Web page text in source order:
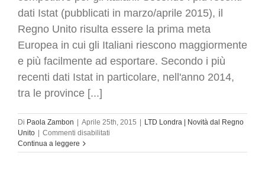
dati Istat (pubblicati in marzo/aprile 2015), il
Regno Unito risulta essere la prima meta
Europea in cui gli Italiani riescono maggiormente
e più facilmente ad esportare. Secondo i più
recenti dati Istat in particolare, nell'anno 2014,
tra le province [...]
Di Paola Zambon Aprile 25th, 2015
LTD Londra | Novità dal Regno
Unito
Commenti disabilitati
una
Continua a leggere